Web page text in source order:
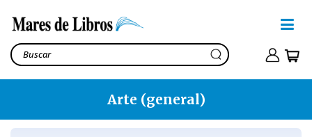
Arte (general)